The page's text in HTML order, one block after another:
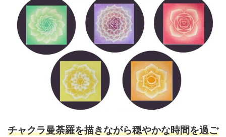
チャクラ曼荼羅を描きながら穏やかな時間を過ご